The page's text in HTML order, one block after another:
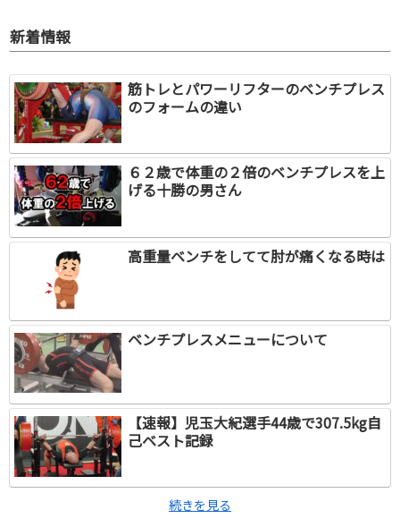
新着情報
筋トレとパワーリフターのベンチプレス
のフォームの違い
６２歳で体重の２倍のベンチプレスを上
げる十勝の男さん
高重量ベンチをしてて肘が痛くなる時は
ベンチプレスメニューについて
【速報】児玉大紀選手44歳で307.5kg自
己ベスト記録
続きを見る